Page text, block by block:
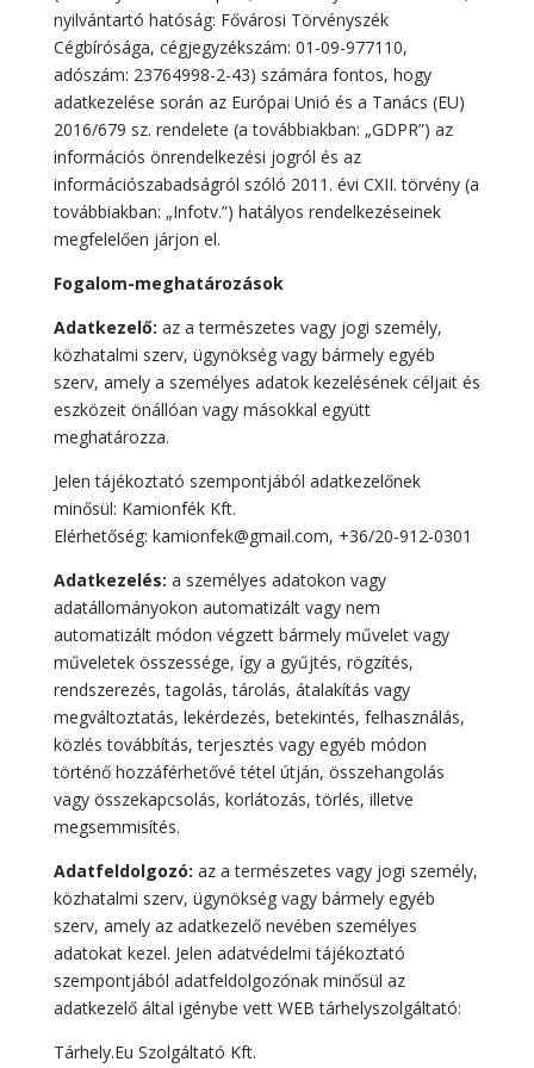
nyilvántartó hatóság: Fővárosi Törvényszék
Cégbírósága, cégjegyzékszám: 01-09-977110,
adószám: 23764998-2-43) számára fontos, hogy
adatkezelése során az Európai Unió és a Tanács (EU)
2016/679 sz. rendelete (a továbbiakban: „GDPR”) az
információs önrendelkezési jogról és az
információszabadságról szóló 2011. évi CXII. törvény (a
továbbiakban: „Infotv.”) hatályos rendelkezéseinek
megfelelően járjon el.
Fogalom-meghatározások
Adatkezelő: az a természetes vagy jogi személy,
közhatalmi szerv, ügynökség vagy bármely egyéb
szerv, amely a személyes adatok kezelésének céljait és
eszközeit önállóan vagy másokkal együtt
meghatározza.
Jelen tájékoztató szempontjából adatkezelőnek
minősül: Kamionfék Kft.
Elérhetőség: kamionfek@gmail.com, +36/20-912-0301
Adatkezelés: a személyes adatokon vagy
adatállományokon automatizált vagy nem
automatizált módon végzett bármely művelet vagy
műveletek összessége, így a gyűjtés, rögzítés,
rendszerezés, tagolás, tárolás, átalakítás vagy
megváltoztatás, lekérdezés, betekintés, felhasználás,
közlés továbbítás, terjesztés vagy egyéb módon
történő hozzáférhetővé tétel útján, összehangolás
vagy összekapcsolás, korlátozás, törlés, illetve
megsemmisítés.
Adatfeldolgozó: az a természetes vagy jogi személy,
közhatalmi szerv, ügynökség vagy bármely egyéb
szerv, amely az adatkezelő nevében személyes
adatokat kezel. Jelen adatvédelmi tájékoztató
szempontjából adatfeldolgozónak minősül az
adatkezelő által igénybe vett WEB tárhelyszolgáltató:
Tárhely.Eu Szolgáltató Kft.